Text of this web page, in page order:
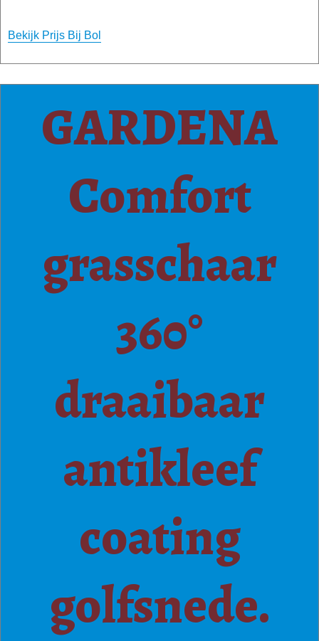
Bekijk Prijs Bij Bol
GARDENA
Comfort
grasschaar
360°
draaibaar
antikleef
coating
golfsnede.